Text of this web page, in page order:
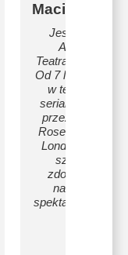
Maciej
Jestem
Akademii
Teatralnych w
Od 7 lat gram
w teatrach,
serialach.
przez rok
Rose Bruford
Londynie. Na
szkół
zdobyłem III
nagrodę za
spektaklu